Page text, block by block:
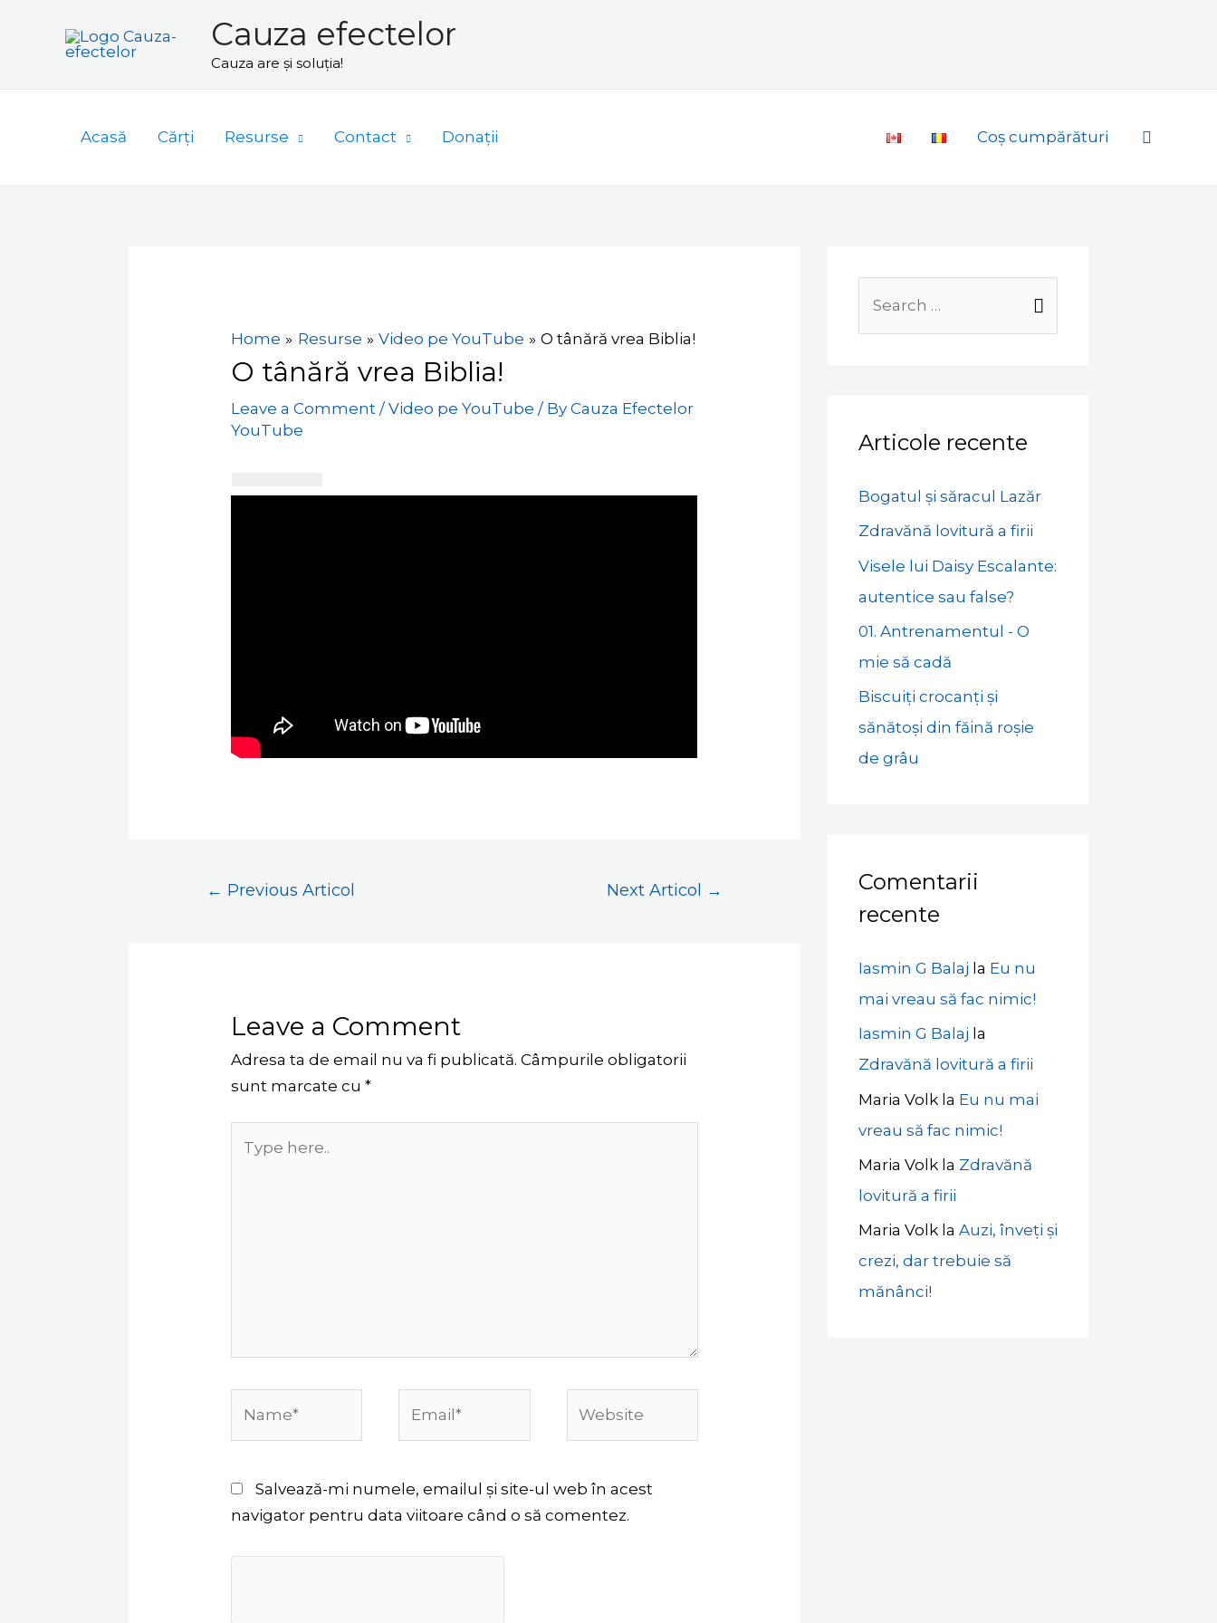
Cauza efectelor
Cauza are și soluția!
Acasă Cărți Resurse Contact Donații Coș cumpărături Search
Home Resurse Video pe YouTube O tânără vrea Biblia!
O tânără vrea Biblia!
Leave a Comment /Video pe YouTube / ByCauza Efectelor
YouTube
← Previous Articol Next Articol →
Leave a Comment
Adresa ta de email nu va fi publicată. Câmpurile obligatorii
sunt marcate cu*
here..
Salvează-mi numele, emailul și site-ul web în acest
navigator pentru data viitoare când o să comentez.
Search
Articole recente
Bogatul și săracul Lazăr
Zdravănă lovitură a firii
Visele lui Daisy Escalante:
autentice sau false?
01. Antrenamentul - O
mie să cadă
Biscuiți crocanți și
sănătoși din făină roșie
de grâu
Comentarii
recente
Iasmin G Balaj la Eu nu
mai vreau să fac nimic!
Iasmin G Balaj la
Zdravănă lovitură a firii
Maria Volk la Eu nu mai
vreau să fac nimic!
Maria Volk la Zdravănă
lovitură a firii
Maria Volk la Auzi, înveți și
crezi, dar trebuie să
mănânci!